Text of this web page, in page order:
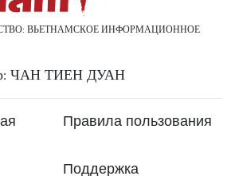
ВЬЕТНАМСКОЕ ИНФОРМАЦИОННОЕ
ЧАН ТИЕН ДУАН
Правила пользования
Поддержка